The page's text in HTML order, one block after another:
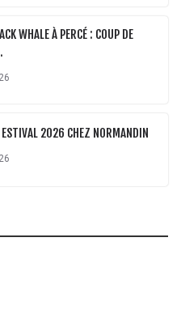
WHALE À PERCÉ : COUP DE
2026 CHEZ NORMANDIN